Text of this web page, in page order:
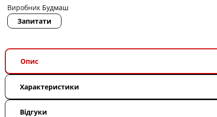
Виробник Будмаш
Запитати
Опис
Характеристики
Відгуки